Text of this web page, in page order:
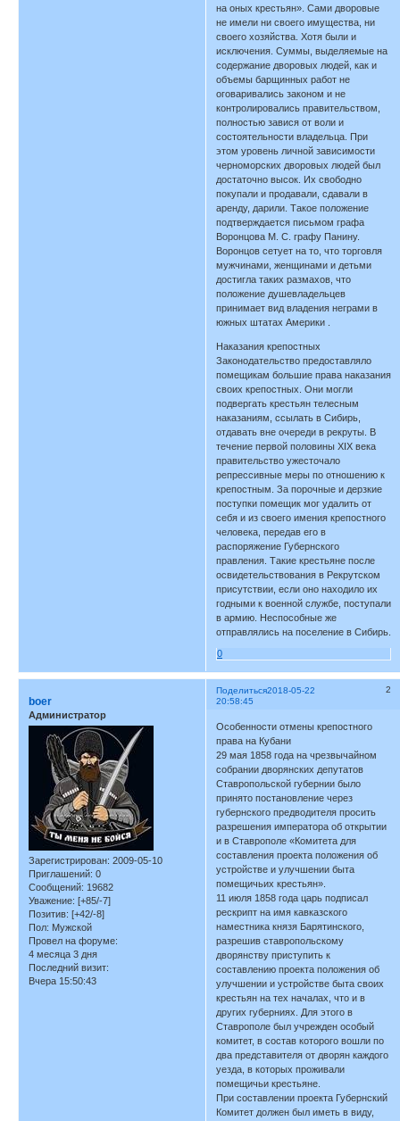
на оных крестьян». Сами дворовые
не имели ни своего имущества, ни
своего хозяйства. Хотя были и
исключения. Суммы, выделяемые на
содержание дворовых людей, как и
объемы барщинных работ не
оговаривались законом и не
контролировались правительством,
полностью завися от воли и
состоятельности владельца. При
этом уровень личной зависимости
черноморских дворовых людей был
достаточно высок. Их свободно
покупали и продавали, сдавали в
аренду, дарили. Такое положение
подтверждается письмом графа
Воронцова М. С. графу Панину.
Воронцов сетует на то, что торговля
мужчинами, женщинами и детьми
достигла таких размахов, что
положение душевладельцев
принимает вид владения неграми в
южных штатах Америки .
Наказания крепостных
Законодательство предоставляло
помещикам большие права наказания
своих крепостных. Они могли
подвергать крестьян телесным
наказаниям, ссылать в Сибирь,
отдавать вне очереди в рекруты. В
течение первой половины XIX века
правительство ужесточало
репрессивные меры по отношению к
крепостным. За порочные и дерзкие
поступки помещик мог удалить от
себя и из своего имения крепостного
человека, передав его в
распоряжение Губернского
правления. Такие крестьяне после
освидетельствования в Рекрутском
присутствии, если оно находило их
годными к военной службе, поступали
в армию. Неспособные же
отправлялись на поселение в Сибирь.
0
Поделиться 2
2018-05-22
20:58:45
boer
Администратор
Зарегистрирован: 2009-05-10
Приглашений: 0
Сообщений: 19682
Уважение: [+85/-7]
Позитив: [+42/-8]
Пол: Мужской
Провел на форуме:
4 месяца 3 дня
Последний визит:
Вчера 15:50:43
Особенности отмены крепостного
права на Кубани
29 мая 1858 года на чрезвычайном
собрании дворянских депутатов
Ставропольской губернии было
принято постановление через
губернского предводителя просить
разрешения императора об открытии
и в Ставрополе «Комитета для
составления проекта положения об
устройстве и улучшении быта
помещичьих крестьян».
11 июля 1858 года царь подписал
рескрипт на имя кавказского
наместника князя Барятинского,
разрешив ставропольскому
дворянству приступить к
составлению проекта положения об
улучшении и устройстве быта своих
крестьян на тех началах, что и в
других губерниях. Для этого в
Ставрополе был учрежден особый
комитет, в состав которого вошли по
два представителя от дворян каждого
уезда, в которых проживали
помещичьи крестьяне.
При составлении проекта Губернский
Комитет должен был иметь в виду,